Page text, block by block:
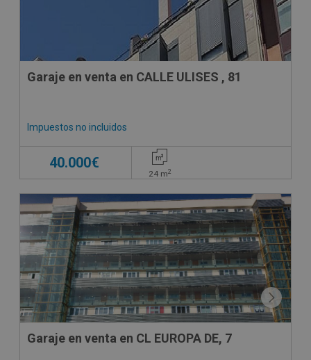
Garaje en venta en CALLE ULISES , 81
Impuestos no incluidos
40.000€
24 m2
Garaje en venta en CL EUROPA DE, 7